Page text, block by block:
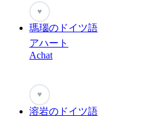
♥
瑪瑙のドイツ語
アハート
Achat
♥
溶岩のドイツ語